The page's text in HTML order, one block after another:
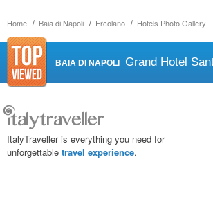
Home Baia di Napoli Ercolano Hotels Photo Gallery
BAIA DI NAPOLI Grand Hotel
ItalyTraveller is everything you need for
unforgettable travel experience.